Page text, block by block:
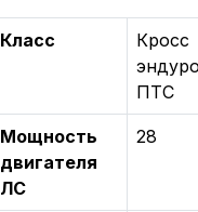
Класс
Кросс
ПТС
Мощность
двигателя
ЛС
28